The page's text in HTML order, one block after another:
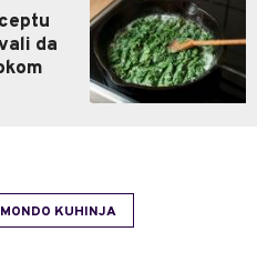
da
MONDO KUHINJA